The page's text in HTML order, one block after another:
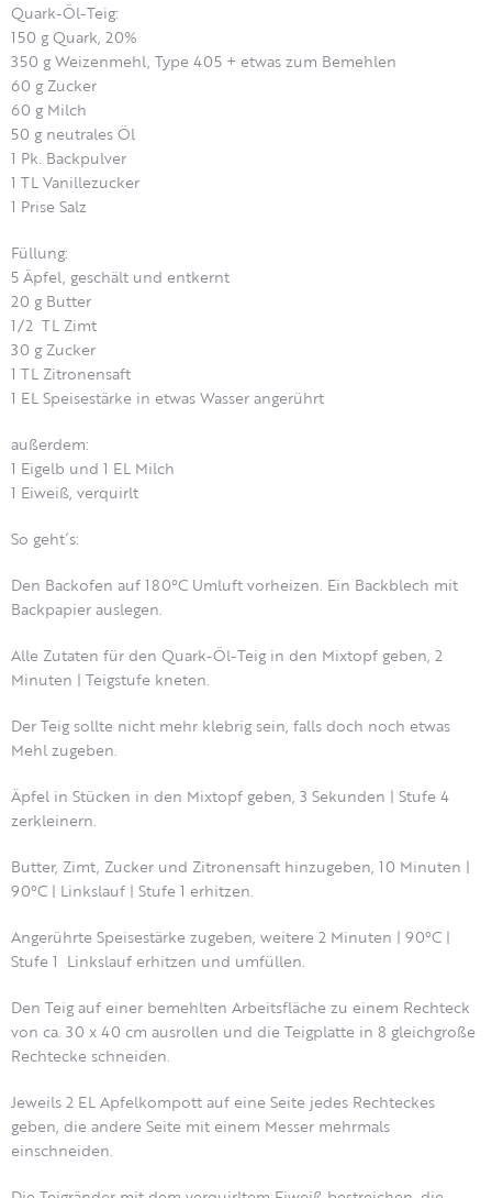
Quark-Öl-Teig:
150 g Quark, 20%
350 g Weizenmehl, Type 405 + etwas zum Bemehlen
60 g Zucker
60 g Milch
50 g neutrales Öl
1 Pk. Backpulver
1 TL Vanillezucker
1 Prise Salz
Füllung:
5 Äpfel, geschält und entkernt
20 g Butter
1/2 TL Zimt
30 g Zucker
1 TL Zitronensaft
1 EL Speisestärke in etwas Wasser angerührt
außerdem:
1 Eigelb und 1 EL Milch
1 Eiweiß, verquirlt
So geht´s:
Den Backofen auf 180°C Umluft vorheizen. Ein Backblech mit
Backpapier auslegen.
Alle Zutaten für den Quark-Öl-Teig in den Mixtopf geben, 2
Minuten | Teigstufe kneten.
Der Teig sollte nicht mehr klebrig sein, falls doch noch etwas
Mehl zugeben.
Äpfel in Stücken in den Mixtopf geben, 3 Sekunden | Stufe 4
zerkleinern.
Butter, Zimt, Zucker und Zitronensaft hinzugeben, 10 Minuten |
90°C | Linkslauf | Stufe 1 erhitzen.
Angerührte Speisestärke zugeben, weitere 2 Minuten | 90°C |
Stufe 1 Linkslauf erhitzen und umfüllen.
Den Teig auf einer bemehlten Arbeitsfläche zu einem Rechteck
von ca. 30 x 40 cm ausrollen und die Teigplatte in 8 gleichgroße
Rechtecke schneiden.
Jeweils 2 EL Apfelkompott auf eine Seite jedes Rechteckes
geben, die andere Seite mit einem Messer mehrmals
einschneiden.